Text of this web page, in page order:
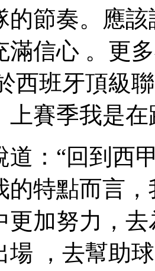
節奏。應
信心 。更
西班牙頂級聯
。上賽季我是在
：“回到西
我的特點而言
加努力，
 ，去幫助